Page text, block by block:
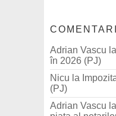
Adrian Vascu la
în 2026 (PJ)
Nicu la
(PJ)
Adrian Vascu la